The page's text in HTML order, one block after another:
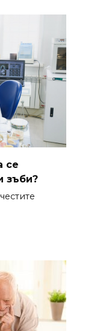
се
зъби?